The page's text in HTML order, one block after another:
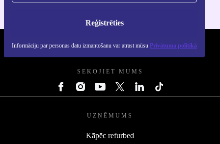
Reģistrēties
Informāciju par personas datu izmantošanu var atrast mūsu Privātuma politikā
REFURBED - RETHINK NEW.
SEKOJIET MUMS
UZŅĒMUMS
Kāpēc refurbed